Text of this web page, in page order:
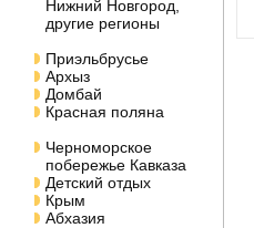
Нижний Новгород,
другие регионы
Приэльбрусье
Архыз
Домбай
Красная поляна
Черноморское
побережье Кавказа
Детский отдых
Крым
Абхазия